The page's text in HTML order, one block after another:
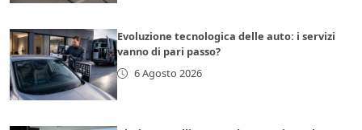
Evoluzione tecnologica delle auto: i servizi
vanno di pari passo?
6 Agosto 2026